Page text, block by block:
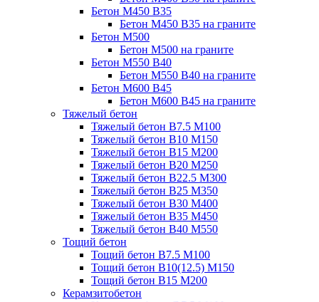
Бетон М450 В35
Бетон М450 В35 на граните
Бетон М500
Бетон М500 на граните
Бетон М550 В40
Бетон М550 В40 на граните
Бетон М600 В45
Бетон М600 В45 на граните
Тяжелый бетон
Тяжелый бетон В7.5 М100
Тяжелый бетон В10 М150
Тяжелый бетон В15 М200
Тяжелый бетон В20 М250
Тяжелый бетон В22.5 М300
Тяжелый бетон В25 М350
Тяжелый бетон В30 М400
Тяжелый бетон В35 М450
Тяжелый бетон В40 М550
Тощий бетон
Тощий бетон В7.5 М100
Тощий бетон В10(12.5) М150
Тощий бетон В15 М200
Керамзитобетон